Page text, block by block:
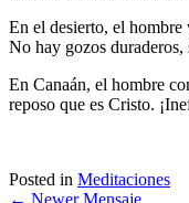
En el desierto, el hombre
No hay gozos
En Canaán, el hombre
reposo que es Cristo.
Posted in Meditaciones
← Newer Mensaje